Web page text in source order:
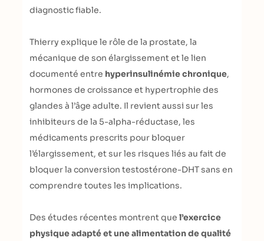
diagnostic fiable.
Thierry explique le rôle de la prostate, la
mécanique de son élargissement et le lien
documenté entre hyperinsulinémie chronique,
hormones de croissance et hypertrophie des
glandes à l’âge adulte. Il revient aussi sur les
inhibiteurs de la 5-alpha-réductase, les
médicaments prescrits pour bloquer
l’élargissement, et sur les risques liés au fait de
bloquer la conversion testostérone-DHT sans en
comprendre toutes les implications.
Des études récentes montrent que l’exercice
physique adapté et une alimentation de qualité